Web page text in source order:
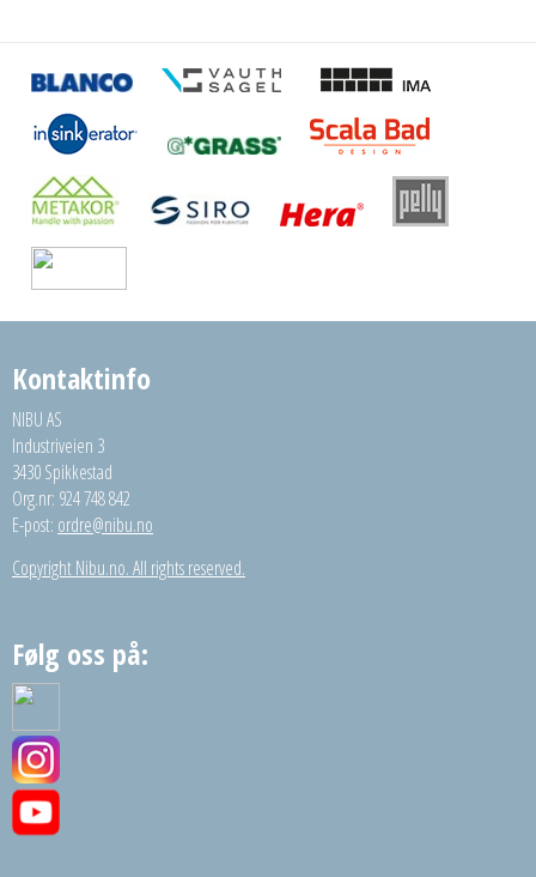
Kontaktinfo
NIBU AS
Industriveien 3
3430 Spikkestad
Org.nr: 924 748 842
E-post: ordre@nibu.no
Copyright Nibu.no. All rights reserved.
Følg oss på: